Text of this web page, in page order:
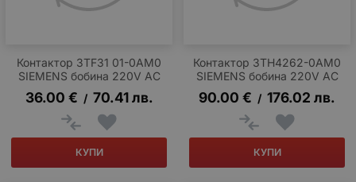
Контактор 3TF31 01-0AM0
SIEMENS бобина 220V AC
36.00 € / 70.41 лв.
КУПИ
Контактор 3TH4262-0AM0
SIEMENS бобина 220V AC
90.00 € / 176.02 лв.
КУПИ